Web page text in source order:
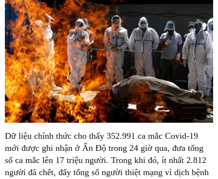
Dữ liệu chính thức cho thấy 352.991 ca mắc Covid-19
mới được ghi nhận ở Ấn Độ trong 24 giờ qua, đưa tổng
số ca mắc lên 17 triệu người. Trong khi đó, ít nhất 2.812
người đã chết, đẩy tổng số người thiệt mạng vì dịch bệnh